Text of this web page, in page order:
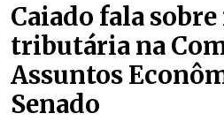
Caiado fala
tributária na
Assuntos
Senado